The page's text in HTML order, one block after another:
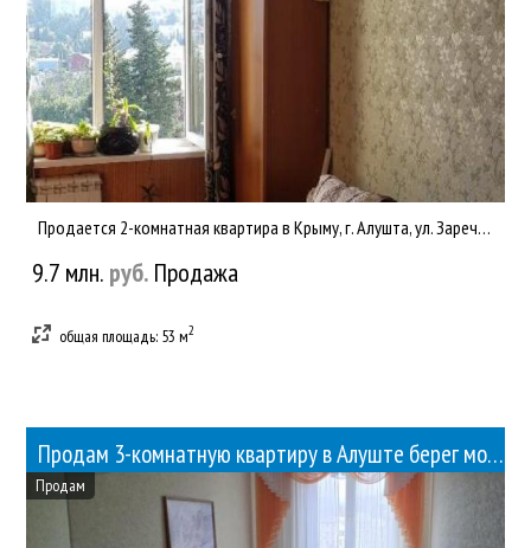
Продается 2-комнатная квартира в Крыму, г. Алушта, ул. Заречная, 10. Общ. пл.53 кв.м, 5/5. Балкон. Современный...
9.7 млн. руб. Продажа
общая площадь: 53 м2
Продам 3-комнатную квартиру в Алуште берег моря
Продам